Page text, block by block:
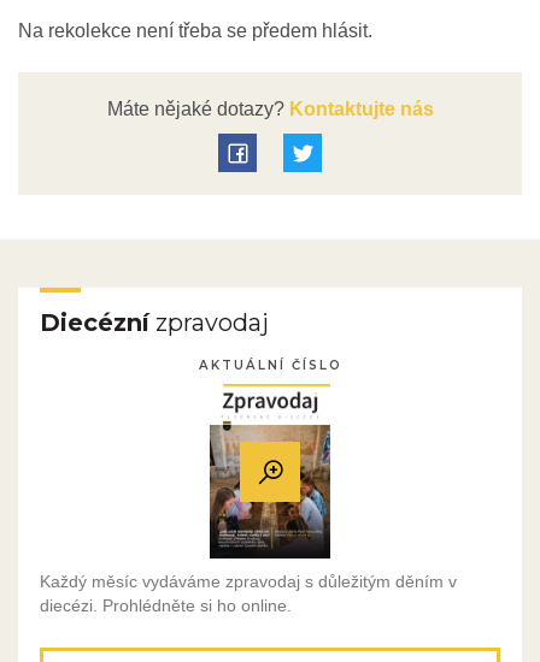
Na rekolekce není třeba se předem hlásit.
Máte nějaké dotazy?Kontaktujte nás
Diecéznízpravodaj
AKTUÁLNÍ ČÍSLO
Každý měsíc vydáváme zpravodaj s důležitým děním v
diecézi. Prohlédněte si ho online.